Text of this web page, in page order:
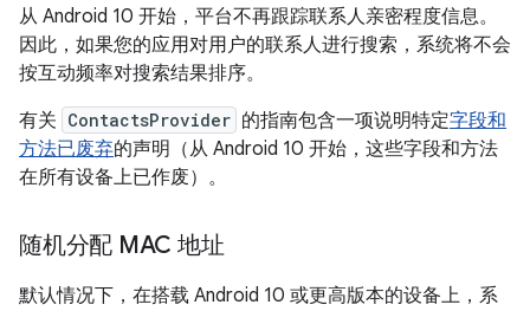
从 Android 10 开始，平台不再跟踪联系人亲密程度信息。
因此，如果您的应用对用户的联系人进行搜索，系统将不会
按互动频率对搜索结果排序。
有关 ContactsProvider 的指南包含一项说明特定字段和
方法已废弃的声明（从 Android 10 开始，这些字段和方法
在所有设备上已作废）。
随机分配 MAC 地址
默认情况下，在搭载 Android 10 或更高版本的设备上，系